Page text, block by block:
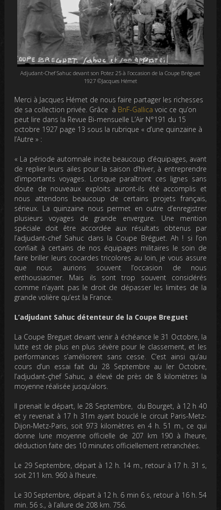
Adjudant-Chef Sahuc devant son Potez 25 à l’occasion de la Coupe Bréguet
1927 ©Jacques Hémet
Merci à Jacques Hémet de nous faire partager les richesses
de sa collection privée. Grâce à BnF-Gallica voic ce qu’on
peut lire dans la Revue Bi-mensuelle L’Air N°191 du 15
octobre 1927 page 13 sous la rubrique « d’une quinzaine à
l’Autre » :
« La période automnale incite beaucoup d’équipages, avant
de replier leurs ailes pour la saison d’hiver, à entreprendre
d’importants voyages. Lorsque paraîtront ces lignes sans
doute de nouveaux exploits auront-ils été accomplis et
nous attendons beaucoup de certains projets français,
sérieux. La quinzaine nous permet en outre d’enregistrer
plusieurs voyages de grande envergure. Une mention
spéciale doit être accordée aux résultats obtenus par
l’adjudant-chef Sahuc dans la Coupe Bréguet. Ah ! si l’on
confiait à certains de nos équipages militaires le soin de
faire briller leurs cocardes tricolores au loin, je vous assure
que nous aurions souvent l’occasion de nous
enthousiasmer. Mais ils sont trop souvent considérés
comme n’ayant pas le droit de dépasser les limites de la
grande volière qu’est la France.
L’adjudant Sahuc détenteur de la Coupe Breguet
La Coupe Breguet devant venir à échéance le 31 Octobre, la
lutte est de plus en plus sévère pour le classement, et les
performances s’améliorent sans cesse. C’est ainsi qu’au
cours d’un essai fait du 28 Septembre au Ier Octobre,
l’adjudant-çhef Sahuc, a élevé de près de 8 kilomètres la
moyenne réalisée jusqu’alors.
Il prenait le départ, le 28 Septembre, du Bourget, à 12 h 40
et y revenait à 17 h 31m ayant bouclé le circuit Paris-Metz-
Dijon-Metz-Paris, soit 973 kilomètres en 4 h. 51 m., ce qui
donne lune moyenne officielle de 207 km 190 à l’heure,
déduction faite des 10 minutes officiellement retranchées.
Le 29 Septembre, départ à 12 h. 14 m., retour à 17 h. 31 s,
soit 211 km. 960 à l’heure.
Le 30 Septembre, départ à 12 h. 6 min 6 s, retour à 16 h. 54
min. 56 s., à l’allure de 208 km. 756.